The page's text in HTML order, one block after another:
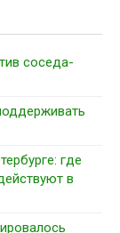
соседа-
где
в